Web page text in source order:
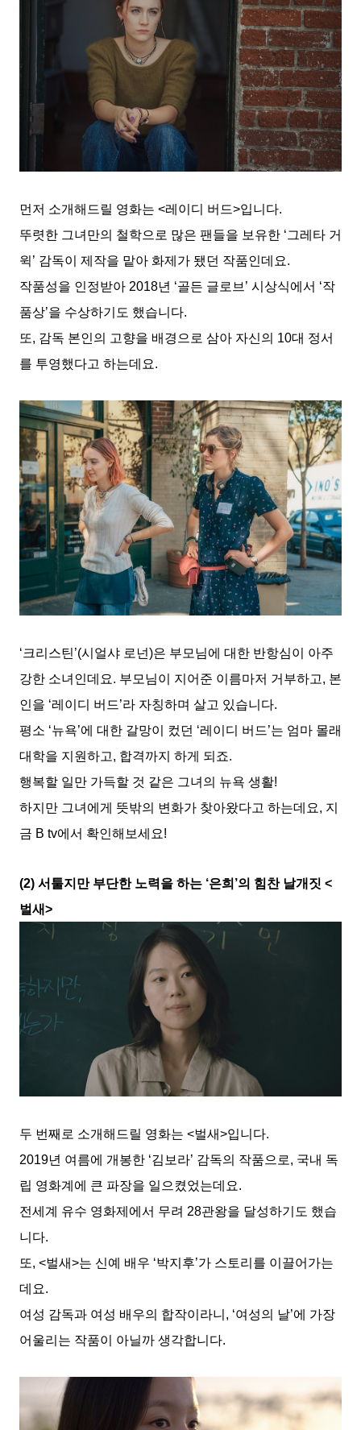
먼저 소개해드릴 영화는 <레이디 버드>입니다.
뚜렷한 그녀만의 철학으로 많은 팬들을 보유한 ‘그레타 거
윅’ 감독이 제작을 맡아 화제가 됐던 작품인데요.
작품성을 인정받아 2018년 ‘골든 글로브’ 시상식에서 ‘작
품상’을 수상하기도 했습니다.
또, 감독 본인의 고향을 배경으로 삼아 자신의 10대 정서
를 투영했다고 하는데요.
‘크리스틴’(시얼샤 로넌)은 부모님에 대한 반항심이 아주
강한 소녀인데요. 부모님이 지어준 이름마저 거부하고, 본
인을 ‘레이디 버드’라 자칭하며 살고 있습니다.
평소 ‘뉴욕’에 대한 갈망이 컸던 ‘레이디 버드’는 엄마 몰래
대학을 지원하고, 합격까지 하게 되죠.
행복할 일만 가득할 것 같은 그녀의 뉴욕 생활!
하지만 그녀에게 뜻밖의 변화가 찾아왔다고 하는데요, 지
금 B tv에서 확인해보세요!
(2) 서툴지만 부단한 노력을 하는 ‘은희’의 힘찬 날개짓 <
벌새>
두 번째로 소개해드릴 영화는 <벌새>입니다.
2019년 여름에 개봉한 ‘김보라’ 감독의 작품으로, 국내 독
립 영화계에 큰 파장을 일으켰었는데요.
전세계 유수 영화제에서 무려 28관왕을 달성하기도 했습
니다.
또, <벌새>는 신예 배우 ‘박지후’가 스토리를 이끌어가는
데요.
여성 감독과 여성 배우의 합작이라니, ‘여성의 날’에 가장
어울리는 작품이 아닐까 생각합니다.